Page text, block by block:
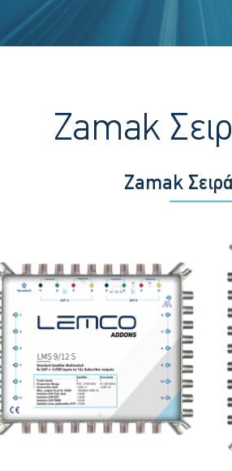
Zamak
Zamak